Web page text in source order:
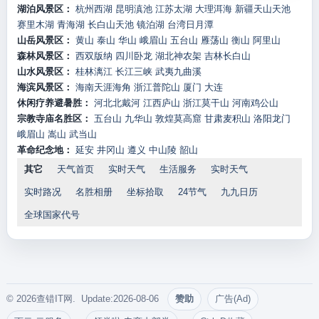
湖泊风景区： 杭州西湖 昆明滇池 江苏太湖 大理洱海 新疆天山天池
赛里木湖 青海湖 长白山天池 镜泊湖 台湾日月潭
山岳风景区： 黄山 泰山 华山 峨眉山 五台山 雁荡山 衡山 阿里山
森林风景区： 西双版纳 四川卧龙 湖北神农架 吉林长白山
山水风景区： 桂林漓江 长江三峡 武夷九曲溪
海滨风景区： 海南天涯海角 浙江普陀山 厦门 大连
休闲疗养避暑胜： 河北北戴河 江西庐山 浙江莫干山 河南鸡公山
宗教寺庙名胜区： 五台山 九华山 敦煌莫高窟 甘肃麦积山 洛阳龙门
峨眉山 嵩山 武当山
革命纪念地： 延安 井冈山 遵义 中山陵 韶山
其它
天气首页 实时天气 生活服务 实时天气
实时路况 名胜相册 坐标拾取 24节气 九九日历
全球国家代号
© 2026查错IT网. Update:2026-08-06 赞助 广告(Ad)